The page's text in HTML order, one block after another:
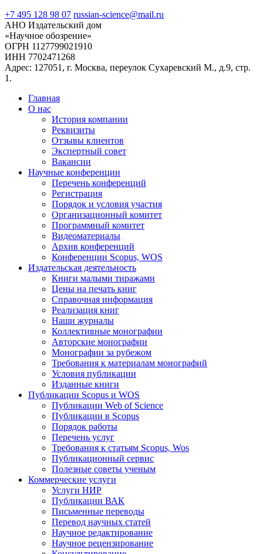
+7 495 128 98 07 russian-science@mail.ru
АНО Издательский дом
«Научное обозрение»
ОГРН 1127799021910
ИНН 7702471268
Адрес: 127051, г. Москва, переулок Сухаревский М., д.9, стр.
1.
Главная
О нас
История компании
Реквизиты
Отзывы клиентов
Экспертный совет
Вакансии
Научные конференции
Перечень конференций
Регистрация
Порядок и условия участия
Организационный комитет
Программный комитет
Видеоматериалы
Архив конференций
Конференции Scopus, WOS
Издательская деятельность
Книги малыми тиражами
Цены на печать книг
Справочная информация
Реализация книг
Наши журналы
Коллективные монографии
Авторские монографии
Монографии за рубежом
Требования к материалам монографий
Условия публикации
Изданные книги
Публикации Scopus и WOS
Публикации Web of Science
Публикации в Scopus
Порядок работы
Перечень услуг
Требования к статьям Scopus, Wos
Публикационный сервис
Полезные советы ученым
Коммерческие услуги
Услуги НИР
Публикации ВАК
Письменные переводы
Перевод научных статей
Научное редактирование
Научное рецензирование